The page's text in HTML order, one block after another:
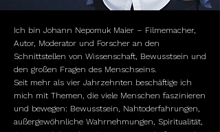
Ich bin Johann Nepomuk Maier – Filmemacher,
Autor, Moderator und Forscher an den
Schnittstellen von Wissenschaft, Bewusstsein und
den großen Fragen des Menschseins.
Seit mehr als vier Jahrzehnten beschäftige ich
mich mit Themen, die viele Menschen faszinieren
und bewegen: Bewusstsein, Nahtoderfahrungen,
außergewöhnliche Wahrnehmungen, Spiritualität,